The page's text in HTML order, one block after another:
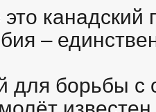
–
для борьбы с